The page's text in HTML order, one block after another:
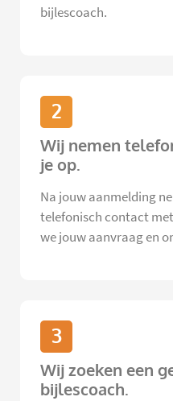
bijlescoach.
2
Wij nemen
je op.
Na jouw aanmelding
telefonisch contact
we jouw aanvraag en
3
Wij zoeken een
bijlescoach.